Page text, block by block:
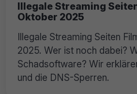
Illegale Streaming
Oktober 2025
Illegale Streaming Seiten
2025. Wer ist noch dabei?
Schadsoftware? Wir
und die DNS-Sperren.